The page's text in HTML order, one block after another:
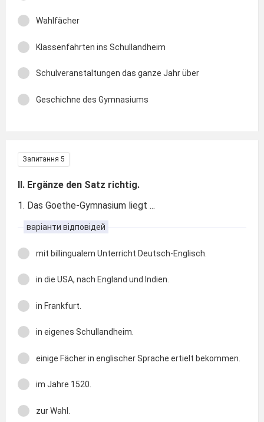
Wahlfächer
Klassenfahrten ins Schullandheim
Schulveranstaltungen das ganze Jahr über
Geschichne des Gymnasiums
Запитання 5
II. Ergänze den Satz richtig.
1. Das Goethe-Gymnasium liegt ...
варіанти відповідей
mit billingualem Unterricht Deutsch-Englisch.
in die USA, nach England und Indien.
in Frankfurt.
in eigenes Schullandheim.
einige Fächer in englischer Sprache ertielt bekommen.
im Jahre 1520.
zur Wahl.